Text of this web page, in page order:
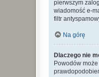
pierwszym
wiadomość e-
filtr
Na górę
Dlaczego nie
Powodów